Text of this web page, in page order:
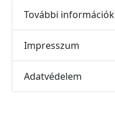
További információk
Impresszum
Adatvédelem